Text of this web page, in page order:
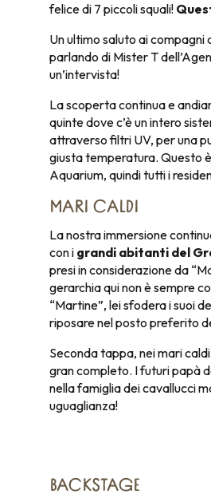
felice di 7 piccoli squali!
Un ultimo saluto ai
parlando di Mister T
un’intervista!
La scoperta continua e
quinte dove c’è un intero
attraverso filtri UV, per una
giusta temperatura. Questo
Aquarium, quindi tutti i
MARI CALDI
La nostra immersione
con i grandi abitanti del
presi in considerazione da
gerarchia qui non è sempre
“Martine”, lei sfodera i suoi
riposare nel posto preferito
Seconda tappa, nei mari
gran completo. I futuri papà
nella famiglia dei cavallucci
uguaglianza!
BACKSTAGE